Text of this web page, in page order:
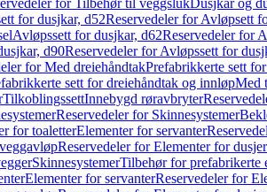
for Tilbehør til veggslukDusjkar og
for dusjkar, d52Reservedeler for Avløpsett
Avløpssett for dusjkar, d62Reservedeler for
d90Reservedeler for Avløpssett for
for Med dreiehåndtakPrefabrikkerte sett
sett for dreiehåndtak og innløpMed
TilkoblingssettInnebygd røravbryter
Reservedeler for Skinnesystemer
for toaletterElementer for servanter
Reservedeler for Elementer for
SkinnesystemerTilbehør for prefabrikerte
Elementer for servanterReservedeler for